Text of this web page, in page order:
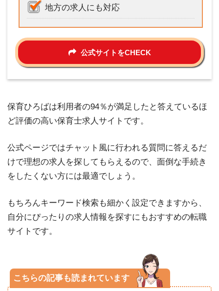
地方の求人にも対応
公式サイトをCHECK
保育ひろばは利用者の94％が満足したと答えているほ
ど評価の高い保育士求人サイトです。
公式ページではチャット風に行われる質問に答えるだ
けで理想の求人を探してもらえるので、面倒な手続き
をしたくない方には最適でしょう。
もちろんキーワード検索も細かく設定できますから、
自分にぴったりの求人情報を探すにもおすすめの転職
サイトです。
こちらの記事も読まれています